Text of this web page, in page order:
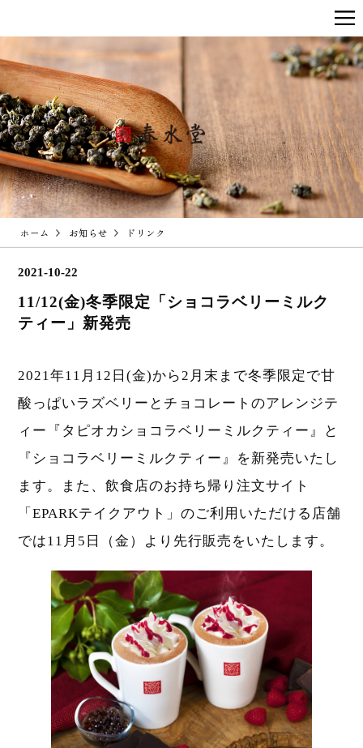
ホーム お知らせ ドリンク
2021-10-22
11/12(金)冬季限定「ショコラベリーミルク
ティー」新発売
2021年11月12日(金)から2月末まで冬季限定で甘
酸っぱいラズベリーとチョコレートのアレンジテ
ィー『タピオカショコラベリーミルクティー』と
『ショコラベリーミルクティー』を新発売いたし
ます。また、飲食店のお持ち帰り注文サイト
「EPARKテイクアウト」のご利用いただける店舗
では11月5日（金）より先行販売をいたします。